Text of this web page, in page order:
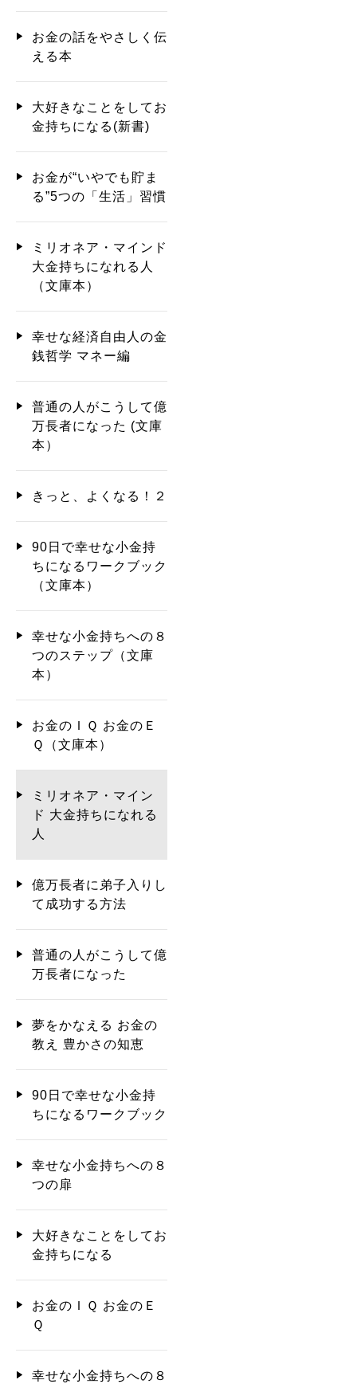
お金の話をやさしく伝
える本
大好きなことをしてお
金持ちになる(新書)
お金が“いやでも貯ま
る”5つの「生活」習慣
ミリオネア・マインド
大金持ちになれる人
（文庫本）
幸せな経済自由人の金
銭哲学 マネー編
普通の人がこうして億
万長者になった (文庫
本）
きっと、よくなる！２
90日で幸せな小金持
ちになるワークブック
（文庫本）
幸せな小金持ちへの８
つのステップ（文庫
本）
お金のＩＱ お金のＥ
Ｑ（文庫本）
ミリオネア・マイン
ド 大金持ちになれる
人
億万長者に弟子入りし
て成功する方法
普通の人がこうして億
万長者になった
夢をかなえる お金の
教え 豊かさの知恵
90日で幸せな小金持
ちになるワークブック
幸せな小金持ちへの８
つの扉
大好きなことをしてお
金持ちになる
お金のＩＱ お金のＥ
Ｑ
幸せな小金持ちへの８